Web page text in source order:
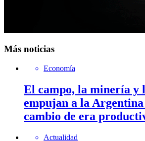
Más noticias
Economía
El campo, la minería y
empujan a la
cambio de era
Actualidad